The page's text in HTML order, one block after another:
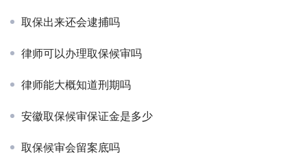
取保出来还会逮捕吗
律师可以办理取保候审吗
律师能大概知道刑期吗
安徽取保候审保证金是多少
取保候审会留案底吗